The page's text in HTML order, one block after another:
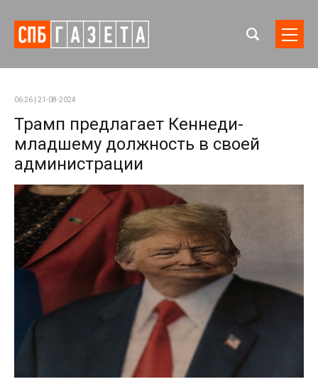
06:26 | 21-08-2024
Трамп предлагает Кеннеди-
младшему должность в своей
администрации